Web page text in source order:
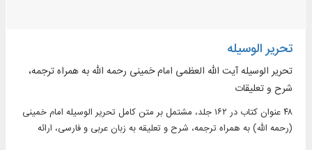
تحریر الوسیله
تحریر الوسیله آیت الله العظمی امام خمینی رحمه الله به همراه ترجمه،
شرح و تعلیقات
۴۸ عنوان کتاب در ۱۶۲ جلد، مشتمل بر‌ متن کامل تحریر الوسیله امام خمینی
(رحمه الله) به همراه ترجمه، شرح و تعلیقه به زبان عربی و فارسی، ارائه